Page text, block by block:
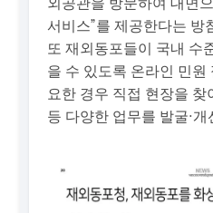
서비스”를 제공한다는 방
또 재외동포들이 국내 수
을 수 있도록 온라인 민원
요한 경우 직접 현장을 찾
등 다양한 업무를 발굴·개